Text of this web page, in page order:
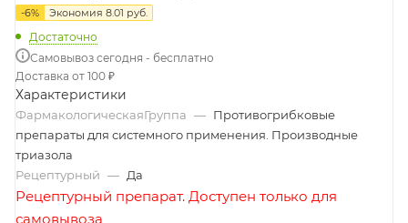
-6% Экономия 8.01 руб.
Достаточно
Самовывоз сегодня - бесплатно
Доставка от 100 ₽
Характеристики
ФармакологическаяГруппа — Противогрибковые
препараты для системного применения. Производные
триазола
Рецептурный — Да
Рецептурный препарат. Доступен только для
самовывоза